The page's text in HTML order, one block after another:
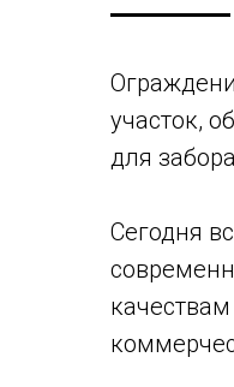
участок,
для
Сегодня